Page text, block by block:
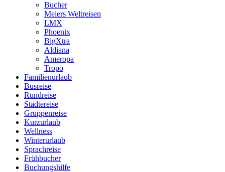
Bucher
Meiers Weltreisen
LMX
Phoenix
BigXtra
Aldiana
Ameropa
Tropo
Familienurlaub
Busreise
Rundreise
Städtereise
Gruppenreise
Kurzurlaub
Wellness
Winterurlaub
Sprachreise
Frühbucher
Buchungshilfe